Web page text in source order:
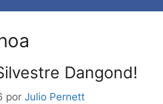
Dangond!
por Julio Pernett